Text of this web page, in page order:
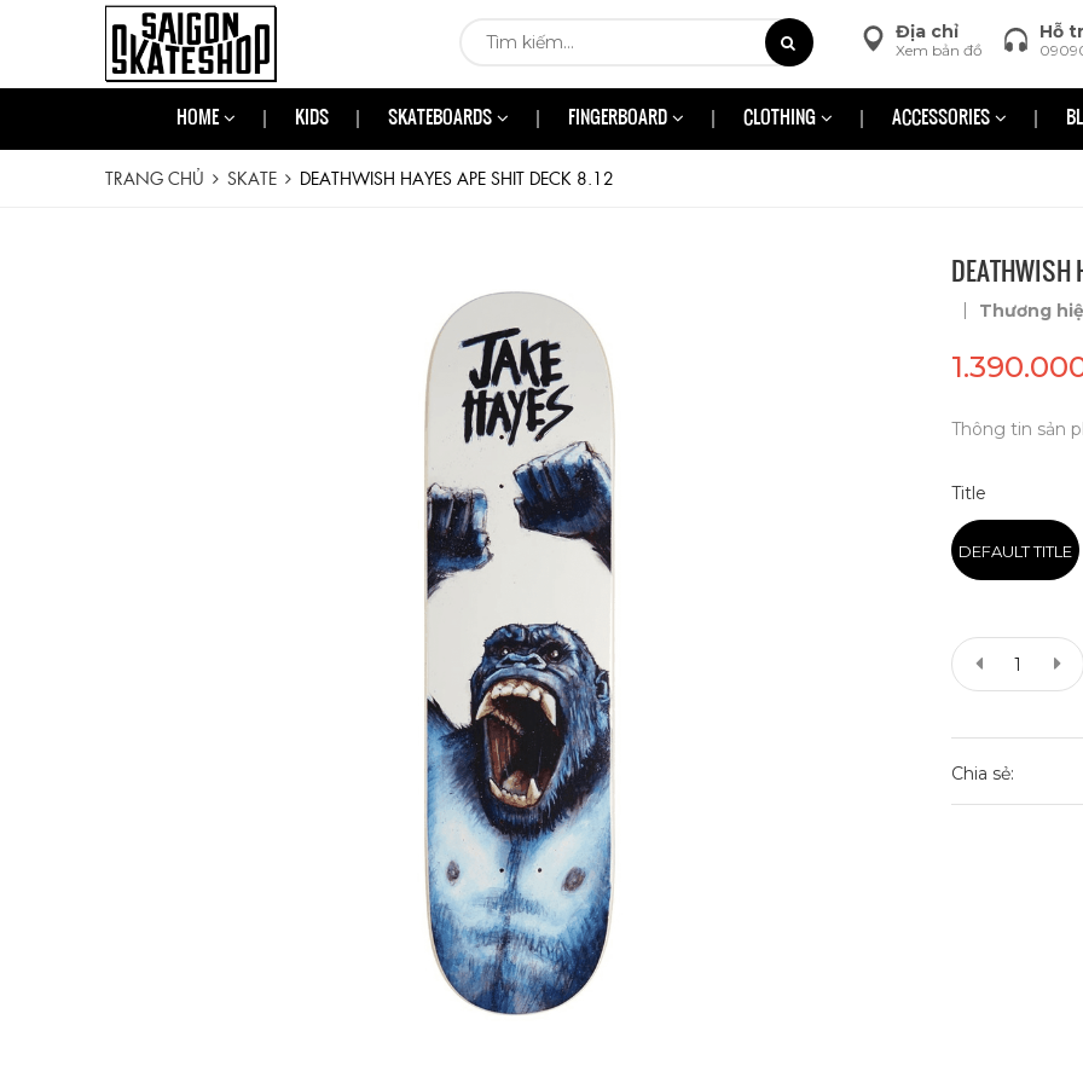
Hỗ
Địa chỉ
Xem bản đồ
HOME KIDS SKATEBOARDS FINGERBOARD CLOTHING ACCESSORIES
TRANG CHỦ SKATE DEATHWISH HAYES APE SHIT DECK 8.12
DEATHWISH
| Thương
Thông tin sản
Title
DEFAULT TITLE
Chia sẻ: